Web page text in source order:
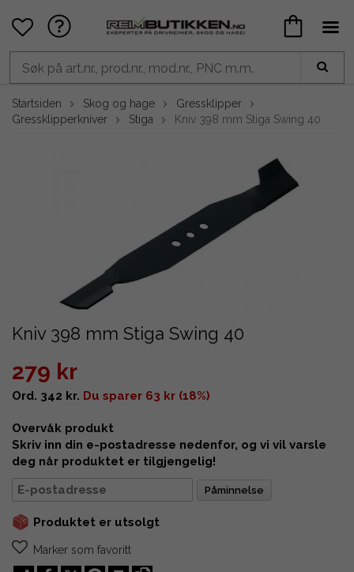
Startsiden Skog og hage
Gressklipper
Gressklipperkniver
Stiga Kniv 398 mm Stiga Swing 40
Kniv 398 mm Stiga Swing 40
279 kr
Ord. 342 kr. Du sparer 63 kr (18%)
Overvåk produkt
Skriv inn din e-postadresse nedenfor, og vi vil varsle
deg når produktet er tilgjengelig!
Påminnelse
Produktet er utsolgt
Marker som favoritt